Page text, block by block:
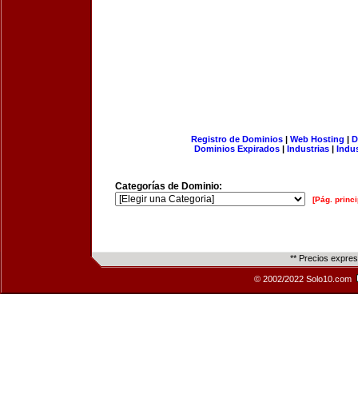
Registro de Dominios| Web Hosting |
Dominios Expirados | Industrias |
Categorías de Dominio:
[Pág.
** Precios
© 2002/2022 Solo10.com